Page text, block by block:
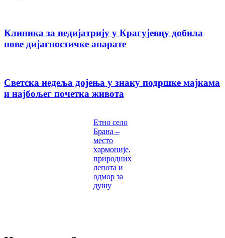
Клиника за педијатрију у Крагујевцу добила
нове дијагностичке апарате
Светска недеља дојења у знаку подршке мајкама
и најбољег почетка живота
Етно село
Брана –
место
хармоније,
природних
лепота и
одмор за
душу